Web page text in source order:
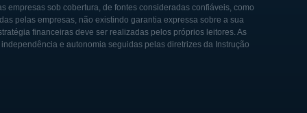
tecnologia e modernizando
fez parcerias
eficazmente com
e adaptação
um serviço financeiro
sob cobertura, de fontes consideradas confiáveis, como
pelas empresas, não existindo garantia expressa sobre a sua
financeiras deve ser realizadas pelos próprios leitores. As
e autonomia seguidas pelas diretrizes da Instrução